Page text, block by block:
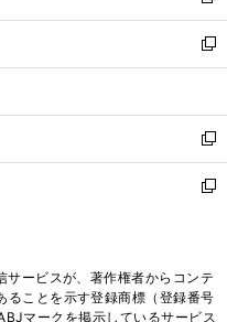
開
く
ウ
で
開
ン
ド
ウ
開
く
ウ
ィ
ン
ウ
で
開
く
し
い
ウ
ン
ド
ウ
で
新
し
ウ
ィ
ン
ド
く
新
し
い
ド
ウ
新
ィ
ン
ービスが、著作権者からコンテ
ることを示す登録商標（登録番号
マークを掲示しているサービス